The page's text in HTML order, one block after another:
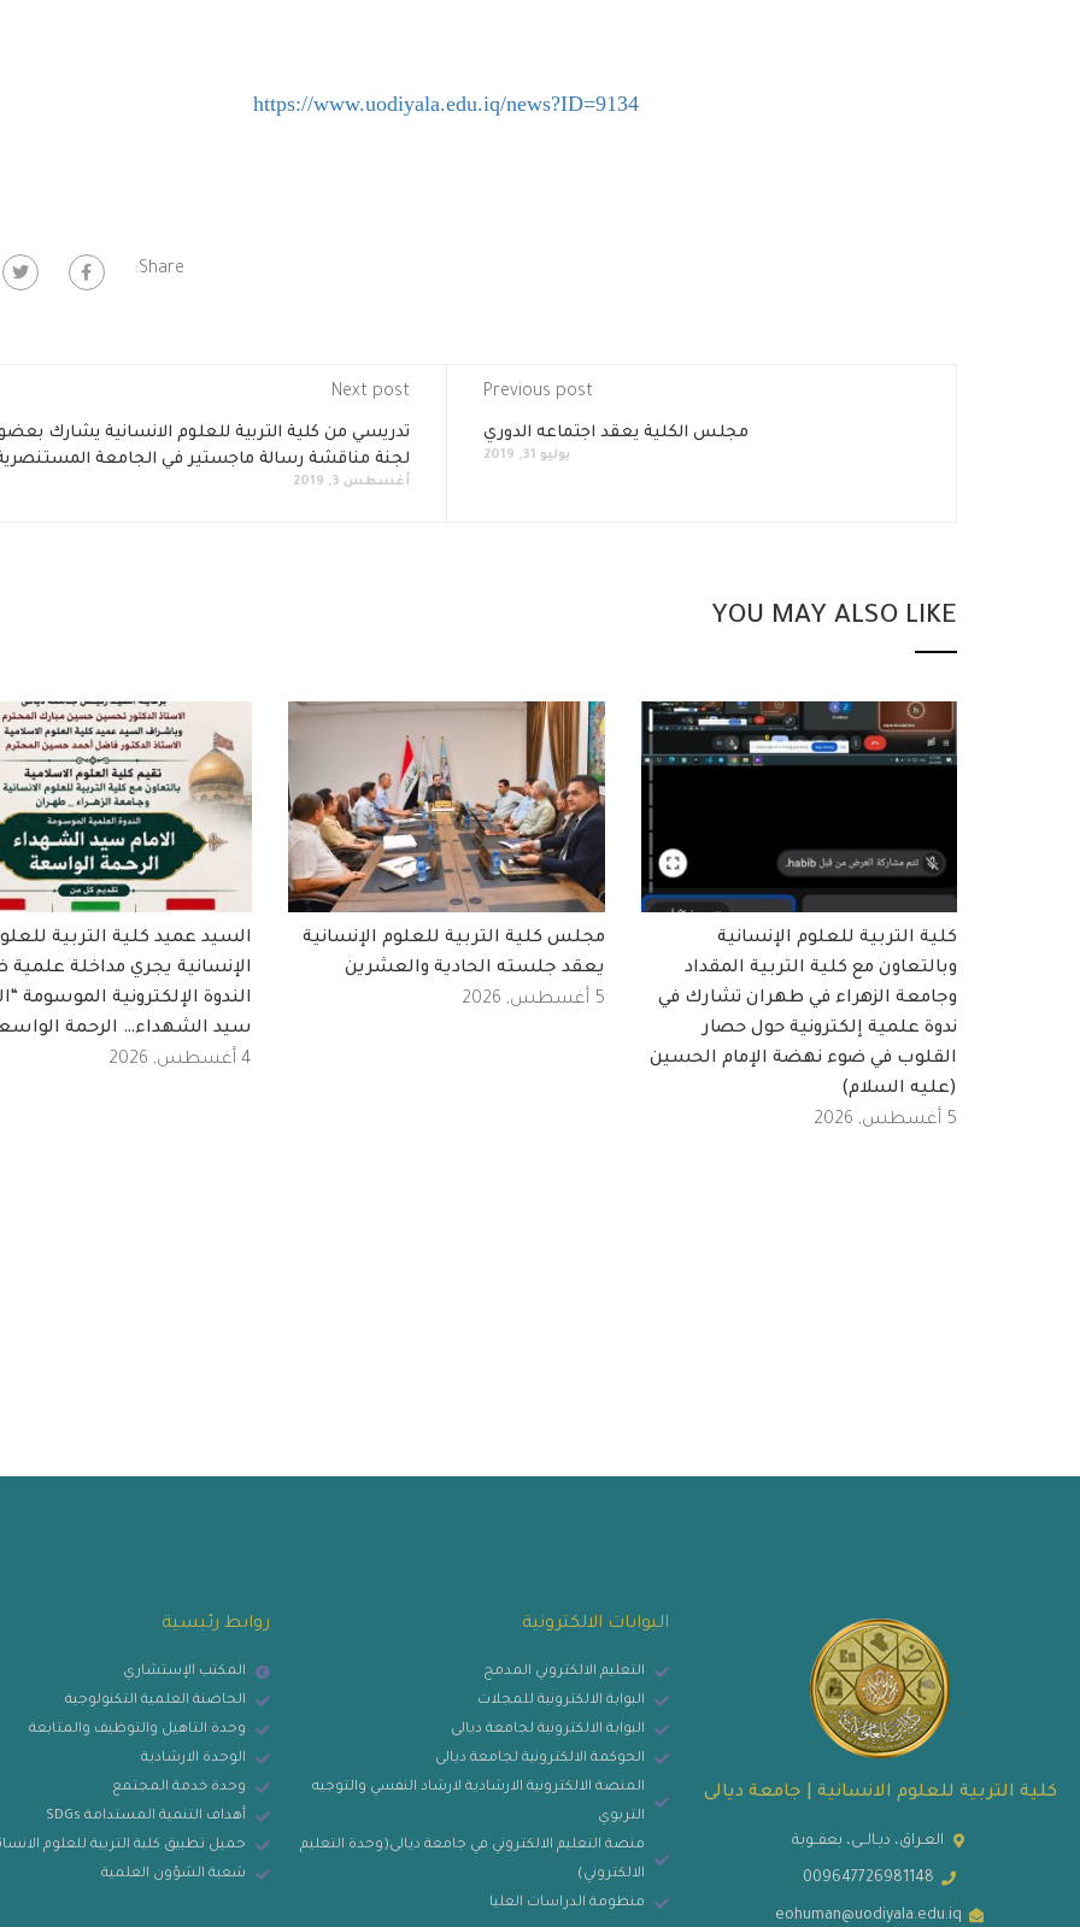
https://www.uodiyala.edu.iq/news?ID=9134
Share:
Previous post
مجلس الكلية يعقد اجتماعه الدوري
يوليو 31, 2019
Next post
تدريسي من كلية التربية للعلوم الانسانية يشارك
لجنة مناقشة رسالة ماجستير في الجامعة
أغسطس 3, 2019
YOU MAY ALSO LIKE
كلية التربية للعلوم الإنسانية
وبالتعاون مع كلية التربية المقداد
وجامعة الزهراء في طهران تشارك في
ندوة علمية إلكترونية حول حصار
القلوب في ضوء نهضة الإمام الحسين
(عليه السلام)
5 أغسطس, 2026
مجلس كلية التربية للعلوم الإنسانية
يعقد جلسته الحادية والعشرين
5 أغسطس, 2026
السيد عميد كلية التربية
الإنسانية يجري مداخلة
الندوة الإلكترونية الموسومة
سيد الشهداء… الرحمة
4 أغسطس, 2026
كلية التربية للعلوم الانسانية | جامعة ديالى
العـراق، ديـالــى، بعقــوبة
009647726981148
eohuman@uodiyala.edu.iq
البوابات الالكترونية
التعليم الالكتروني المدمج
البوابة الالكترونية للمجلات
البوابة الالكترونية لجامعة ديالى
الحوكمة الالكترونية لجامعة ديالى
المنصة الالكترونية الارشادية لارشاد النفسي والتوجيه
التربوي
منصة التعليم الالكتروني في جامعة ديالى(وحدة التعليم
الالكتروني)
منظومة الدراسات العليا
روابط رئيسية
المكتب الإستشاري
الحاضنة العلمية التكنولوجية
وحدة التاهيل والتوظيف والمتابعة
الوحدة الارشادية
وحدة خدمة المجتمع
أهداف التنمية المستدامة SDGs
حميل تطبيق كلية التربية للعلوم
شعبة الشؤون العلمية